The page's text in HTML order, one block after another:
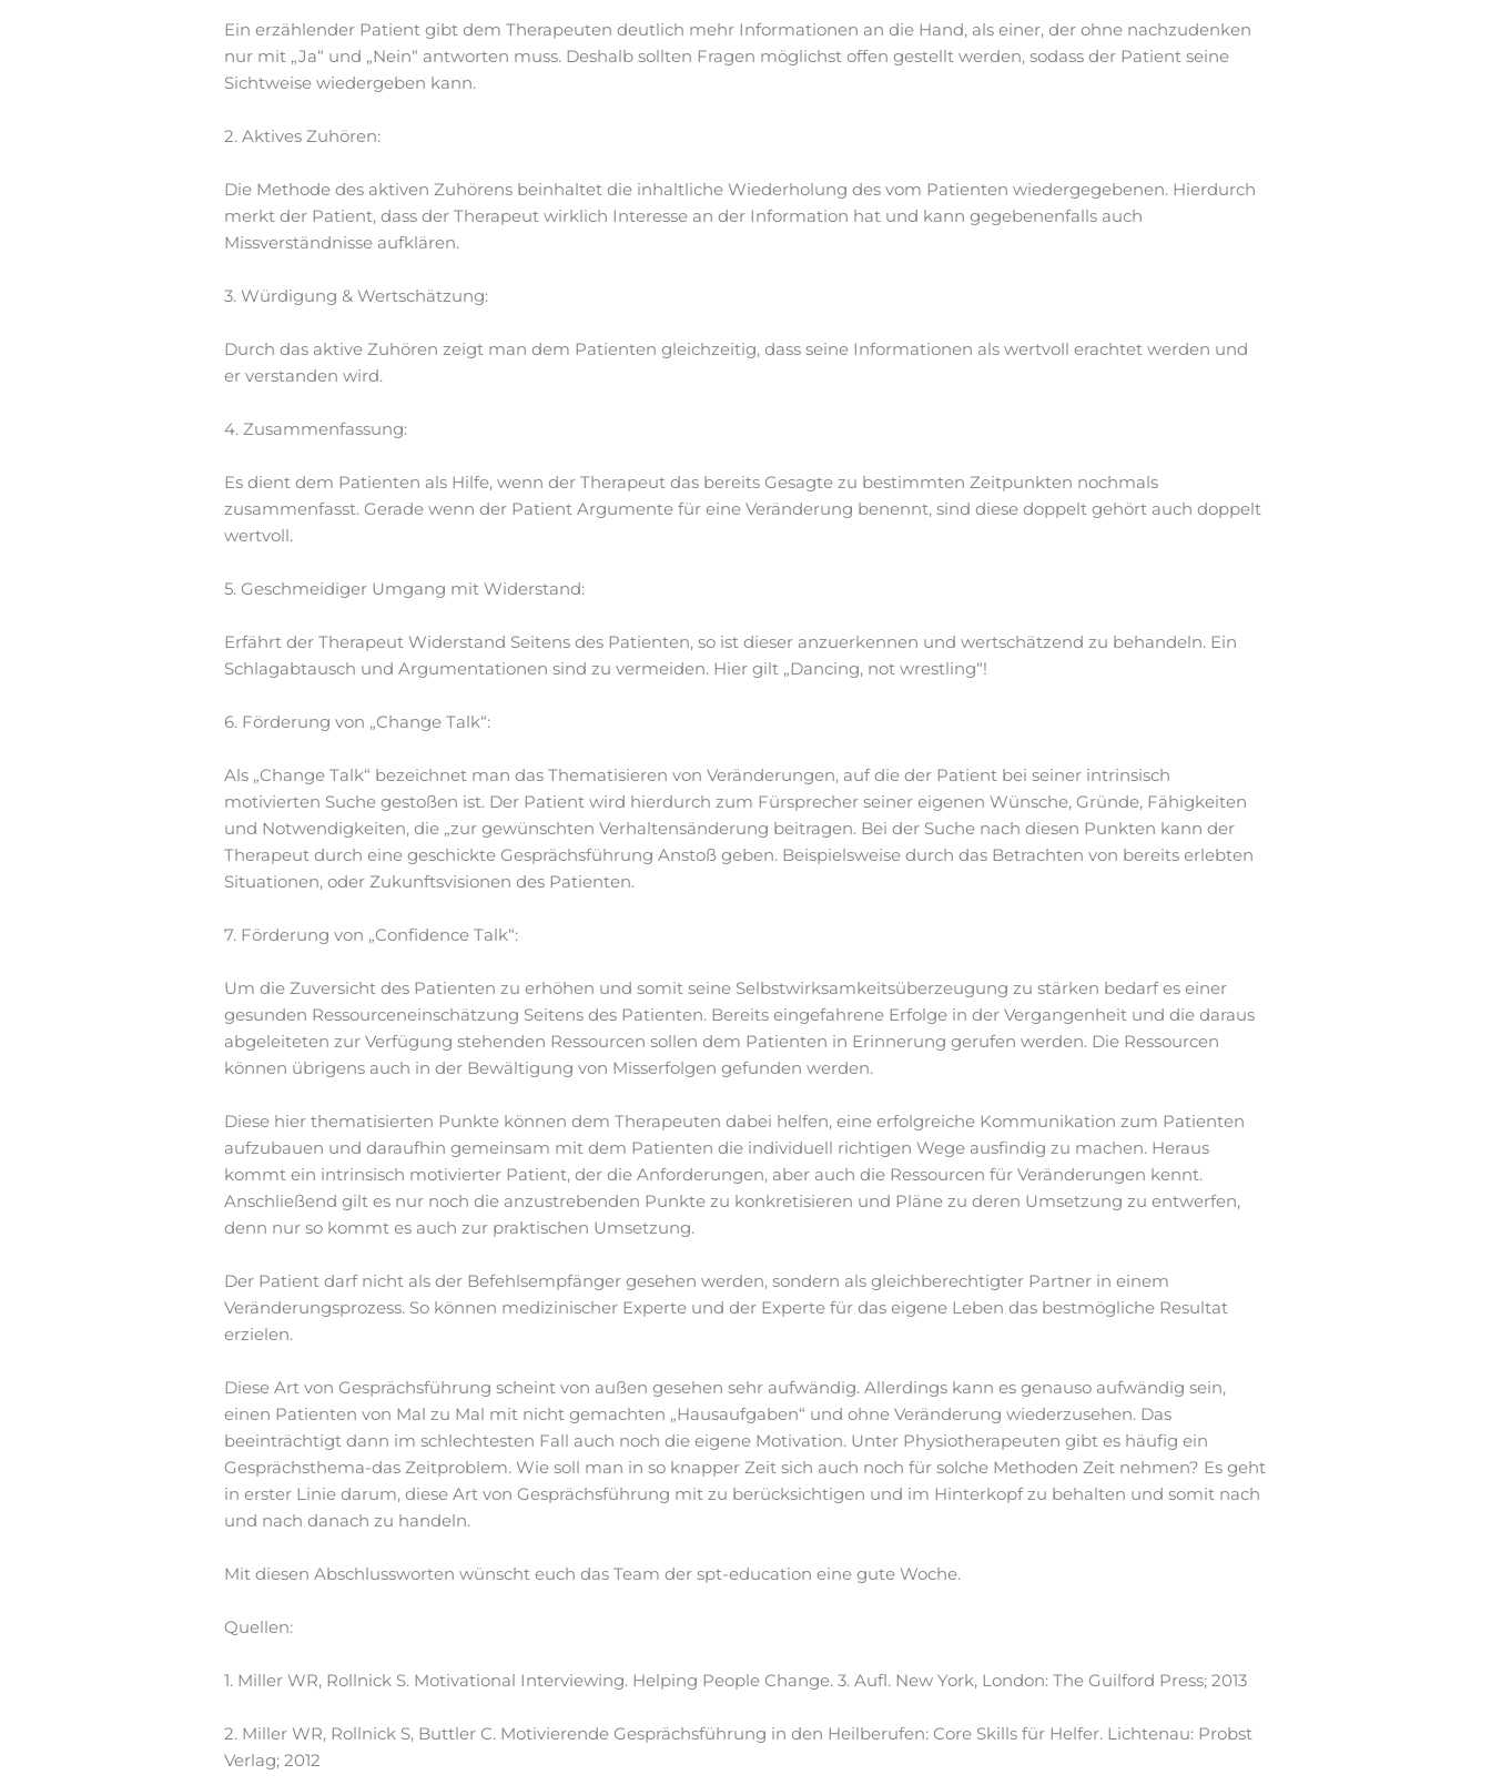
Ein erzählender Patient gibt dem Therapeuten deutlich mehr Informationen an die Hand, als einer, der ohne nachzudenken
nur mit „Ja“ und „Nein“ antworten muss. Deshalb sollten Fragen möglichst offen gestellt werden, sodass der Patient seine
Sichtweise wiedergeben kann.
2. Aktives Zuhören:
Die Methode des aktiven Zuhörens beinhaltet die inhaltliche Wiederholung des vom Patienten wiedergegebenen. Hierdurch
merkt der Patient, dass der Therapeut wirklich Interesse an der Information hat und kann gegebenenfalls auch
Missverständnisse aufklären.
3. Würdigung & Wertschätzung:
Durch das aktive Zuhören zeigt man dem Patienten gleichzeitig, dass seine Informationen als wertvoll erachtet werden und
er verstanden wird.
4. Zusammenfassung:
Es dient dem Patienten als Hilfe, wenn der Therapeut das bereits Gesagte zu bestimmten Zeitpunkten nochmals
zusammenfasst. Gerade wenn der Patient Argumente für eine Veränderung benennt, sind diese doppelt gehört auch doppelt
wertvoll.
5. Geschmeidiger Umgang mit Widerstand:
Erfährt der Therapeut Widerstand Seitens des Patienten, so ist dieser anzuerkennen und wertschätzend zu behandeln. Ein
Schlagabtausch und Argumentationen sind zu vermeiden. Hier gilt „Dancing, not wrestling“!
6. Förderung von „Change Talk“:
Als „Change Talk“ bezeichnet man das Thematisieren von Veränderungen, auf die der Patient bei seiner intrinsisch
motivierten Suche gestoßen ist. Der Patient wird hierdurch zum Fürsprecher seiner eigenen Wünsche, Gründe, Fähigkeiten
und Notwendigkeiten, die „zur gewünschten Verhaltensänderung beitragen. Bei der Suche nach diesen Punkten kann der
Therapeut durch eine geschickte Gesprächsführung Anstoß geben. Beispielsweise durch das Betrachten von bereits erlebten
Situationen, oder Zukunftsvisionen des Patienten.
7. Förderung von „Confidence Talk“:
Um die Zuversicht des Patienten zu erhöhen und somit seine Selbstwirksamkeitsüberzeugung zu stärken bedarf es einer
gesunden Ressourceneinschätzung Seitens des Patienten. Bereits eingefahrene Erfolge in der Vergangenheit und die daraus
abgeleiteten zur Verfügung stehenden Ressourcen sollen dem Patienten in Erinnerung gerufen werden. Die Ressourcen
können übrigens auch in der Bewältigung von Misserfolgen gefunden werden.
Diese hier thematisierten Punkte können dem Therapeuten dabei helfen, eine erfolgreiche Kommunikation zum Patienten
aufzubauen und daraufhin gemeinsam mit dem Patienten die individuell richtigen Wege ausfindig zu machen. Heraus
kommt ein intrinsisch motivierter Patient, der die Anforderungen, aber auch die Ressourcen für Veränderungen kennt.
Anschließend gilt es nur noch die anzustrebenden Punkte zu konkretisieren und Pläne zu deren Umsetzung zu entwerfen,
denn nur so kommt es auch zur praktischen Umsetzung.
Der Patient darf nicht als der Befehlsempfänger gesehen werden, sondern als gleichberechtigter Partner in einem
Veränderungsprozess. So können medizinischer Experte und der Experte für das eigene Leben das bestmögliche Resultat
erzielen.
Diese Art von Gesprächsführung scheint von außen gesehen sehr aufwändig. Allerdings kann es genauso aufwändig sein,
einen Patienten von Mal zu Mal mit nicht gemachten „Hausaufgaben“ und ohne Veränderung wiederzusehen. Das
beeinträchtigt dann im schlechtesten Fall auch noch die eigene Motivation. Unter Physiotherapeuten gibt es häufig ein
Gesprächsthema-das Zeitproblem. Wie soll man in so knapper Zeit sich auch noch für solche Methoden Zeit nehmen? Es geht
in erster Linie darum, diese Art von Gesprächsführung mit zu berücksichtigen und im Hinterkopf zu behalten und somit nach
und nach danach zu handeln.
Mit diesen Abschlussworten wünscht euch das Team der spt-education eine gute Woche.
Quellen:
1. Miller WR, Rollnick S. Motivational Interviewing. Helping People Change. 3. Aufl. New York, London: The Guilford Press; 2013
2. Miller WR, Rollnick S, Buttler C. Motivierende Gesprächsführung in den Heilberufen: Core Skills für Helfer. Lichtenau: Probst
Verlag; 2012